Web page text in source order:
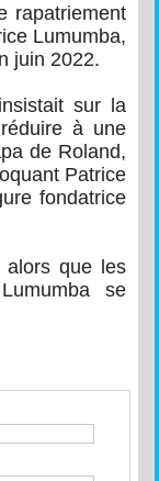
rapatriement
Lumumba,
juin 2022.
sur la
à une
de Roland,
Patrice
fondatrice
alors que les
se